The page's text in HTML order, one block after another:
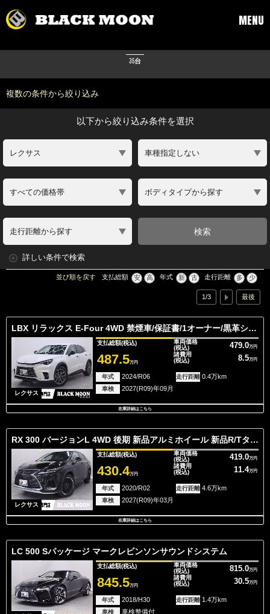
MENU
HOME
在庫車両一覧
35台
複数の条件から絞り込み
以下から絞り込み条件を選択
検索
詳しい条件で検索
並び順を戻す 支払総額 安 高 年式 新 古 走行距離 多 少
1/3 最後
LBX リラックス E-Four 4WD 禁煙車/保証書/1オーナー/黒革シート/Lexus
レクサス
支払総額(税込)
487.5万円
車両価格
(税込)
479.0万円
諸費用
(税込)
8.5万円
年式 2024/R06 走行距離 0.4万km
車検 2027(R09)年09月
在庫詳細はこちら
RX 300 バージョンL 4WD 後期 新品アルミホイール 新品R/Tタイヤ
レクサス
支払総額(税込)
430.4万円
車両価格
(税込)
419.0万円
諸費用
(税込)
11.4万円
年式 2020/R02 走行距離 4.6万km
車検 2027(R09)年03月
在庫詳細はこちら
LC 500 Sパッケージ マークレビンソンサウンドシステム
支払総額(税込)
845.5万円
車両価格
(税込)
815.0万円
諸費用
(税込)
30.5万円
年式 2018/H30 走行距離 1.4万km
車検 車検整備付